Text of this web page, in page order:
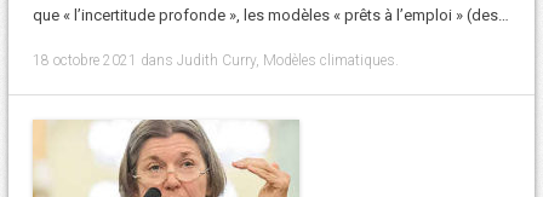
que « l’incertitude profonde », les modèles « prêts à l’emploi » (des…
18 octobre 2021 dans Judith Curry, Modèles climatiques